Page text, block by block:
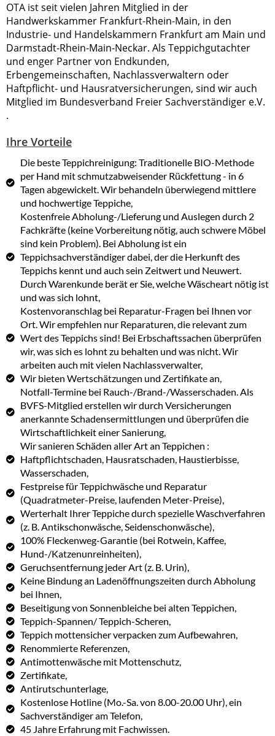
OTA ist seit vielen Jahren Mitglied in der
Handwerkskammer Frankfurt-Rhein-Main, in den
Industrie- und Handelskammern Frankfurt am Main und
Darmstadt-Rhein-Main-Neckar. Als Teppichgutachter
und enger Partner von Endkunden,
Erbengemeinschaften, Nachlassverwaltern oder
Haftpflicht- und Hausratversicherungen, sind wir auch
Mitglied im Bundesverband Freier Sachverständiger e.V.
.
Ihre Vorteile
Die beste Teppichreinigung: Traditionelle BIO-Methode
per Hand mit schmutzabweisender Rückfettung - in 6
Tagen abgewickelt. Wir behandeln überwiegend mittlere
und hochwertige Teppiche,
Kostenfreie Abholung-/Lieferung und Auslegen durch 2
Fachkräfte (keine Vorbereitung nötig, auch schwere Möbel
sind kein Problem). Bei Abholung ist ein
Teppichsachverständiger dabei, der die Herkunft des
Teppichs kennt und auch sein Zeitwert und Neuwert.
Durch Warenkunde berät er Sie, welche Wäscheart nötig ist
und was sich lohnt,
Kostenvoranschlag bei Reparatur-Fragen bei Ihnen vor
Ort. Wir empfehlen nur Reparaturen, die relevant zum
Wert des Teppichs sind! Bei Erbschaftssachen überprüfen
wir, was sich es lohnt zu behalten und was nicht. Wir
arbeiten auch mit vielen Nachlassverwalter,
Wir bieten Wertschätzungen und Zertifikate an,
Notfall-Termine bei Rauch-/Brand-/Wasserschaden. Als
BVFS-Mitglied erstellen wir durch Versicherungen
anerkannte Schadensermittlungen und überprüfen die
Wirtschaftlichkeit einer Sanierung,
Wir sanieren Schäden aller Art an Teppichen :
Haftpflichtschaden, Hausratschaden, Haustierbisse,
Wasserschaden,
Festpreise für Teppichwäsche und Reparatur
(Quadratmeter-Preise, laufenden Meter-Preise),
Werterhalt Ihrer Teppiche durch spezielle Waschverfahren
(z. B. Antikschonwäsche, Seidenschonwäsche),
100% Fleckenweg-Garantie (bei Rotwein, Kaffee,
Hund-/Katzenunreinheiten),
Geruchsentfernung jeder Art (z. B. Urin),
Keine Bindung an Ladenöffnungszeiten durch Abholung
bei Ihnen,
Beseitigung von Sonnenbleiche bei alten Teppichen,
Teppich-Spannen/ Teppich-Scheren,
Teppich mottensicher verpacken zum Aufbewahren,
Renommierte Referenzen,
Antimottenwäsche mit Mottenschutz,
Zertifikate,
Antirutschunterlage,
Kostenlose Hotline (Mo.-Sa. von 8.00-20.00 Uhr), ein
Sachverständiger am Telefon,
45 Jahre Erfahrung mit Fachwissen.